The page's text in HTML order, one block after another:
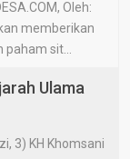
Oleh:
memberikan
sit...
Ulama
3) KH Khomsani